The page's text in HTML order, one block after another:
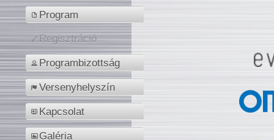
Program
Regisztráció
Programbizottság
Versenyhelyszín
Kapcsolat
Galéria